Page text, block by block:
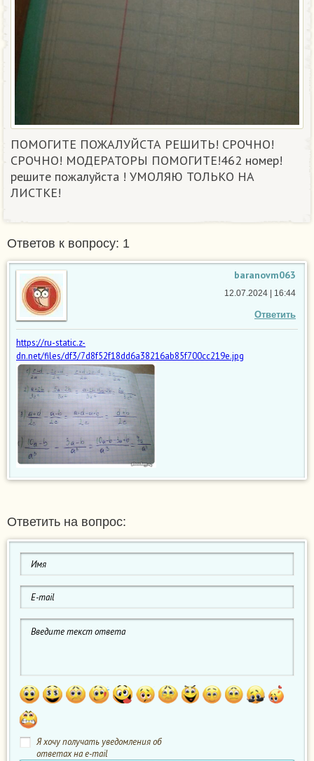
ПОМОГИТЕ ПОЖАЛУЙСТА РЕШИТЬ! СРОЧНО!
СРОЧНО! МОДЕРАТОРЫ ПОМОГИТЕ!462 номер!
решите пожалуйста ! УМОЛЯЮ ТОЛЬКО НА
ЛИСТКЕ!
Ответов к вопросу: 1
baranovm063
Ответить
12.07.2024 | 16:44
https://ru-static.z-
dn.net/files/df3/7d8f52f18dd6a38216ab85f700cc219e.jpg
Ответить на вопрос:
Я хочу получать уведомления об
ответах на e-mail